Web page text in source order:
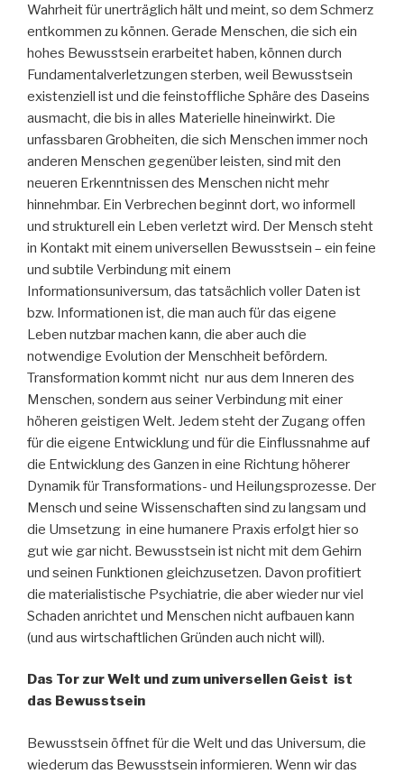
Wahrheit für unerträglich hält und meint, so dem Schmerz
entkommen zu können. Gerade Menschen, die sich ein
hohes Bewusstsein erarbeitet haben, können durch
Fundamentalverletzungen sterben, weil Bewusstsein
existenziell ist und die feinstoffliche Sphäre des Daseins
ausmacht, die bis in alles Materielle hineinwirkt. Die
unfassbaren Grobheiten, die sich Menschen immer noch
anderen Menschen gegenüber leisten, sind mit den
neueren Erkenntnissen des Menschen nicht mehr
hinnehmbar. Ein Verbrechen beginnt dort, wo informell
und strukturell ein Leben verletzt wird. Der Mensch steht
in Kontakt mit einem universellen Bewusstsein – ein feine
und subtile Verbindung mit einem
Informationsuniversum, das tatsächlich voller Daten ist
bzw. Informationen ist, die man auch für das eigene
Leben nutzbar machen kann, die aber auch die
notwendige Evolution der Menschheit befördern.
Transformation kommt nicht nur aus dem Inneren des
Menschen, sondern aus seiner Verbindung mit einer
höheren geistigen Welt. Jedem steht der Zugang offen
für die eigene Entwicklung und für die Einflussnahme auf
die Entwicklung des Ganzen in eine Richtung höherer
Dynamik für Transformations- und Heilungsprozesse. Der
Mensch und seine Wissenschaften sind zu langsam und
die Umsetzung in eine humanere Praxis erfolgt hier so
gut wie gar nicht. Bewusstsein ist nicht mit dem Gehirn
und seinen Funktionen gleichzusetzen. Davon profitiert
die materialistische Psychiatrie, die aber wieder nur viel
Schaden anrichtet und Menschen nicht aufbauen kann
(und aus wirtschaftlichen Gründen auch nicht will).
Das Tor zur Welt und zum universellen Geist ist
das Bewusstsein
Bewusstsein öffnet für die Welt und das Universum, die
wiederum das Bewusstsein informieren. Wenn wir das